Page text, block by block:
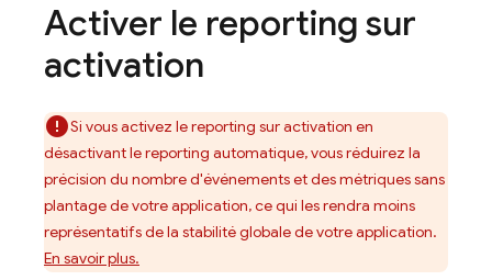
Activer le reporting sur
activation
Si vous activez le reporting sur activation en
désactivant le reporting automatique, vous réduirez la
précision du nombre d'événements et des métriques sans
plantage de votre application, ce qui les rendra moins
représentatifs de la stabilité globale de votre application.
En savoir plus.